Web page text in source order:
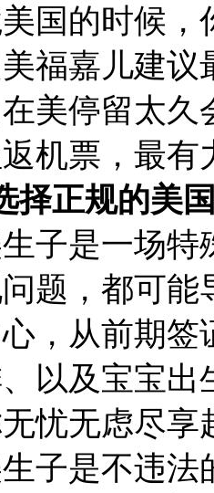
的时候，
福嘉儿建议
美停留太
机票，最有
正规的美国
是一场特
题，都可能
，从前期
以及宝宝出
忧无虑尽享
是不违法